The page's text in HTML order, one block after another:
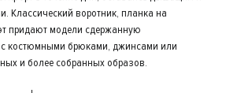
Классический воротник, планка на
придают модели сдержанную
с костюмными брюками, джинсами или
и более собранных образов.